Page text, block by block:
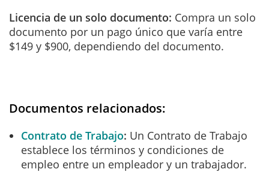
Licencia de un solo documento: Compra un solo
documento por un pago único que varía entre
$149 y $900, dependiendo del documento.
Documentos relacionados:
Contrato de Trabajo Un Contrato de Trabajo
establece los términos y condiciones de
empleo entre un empleador y un trabajador.